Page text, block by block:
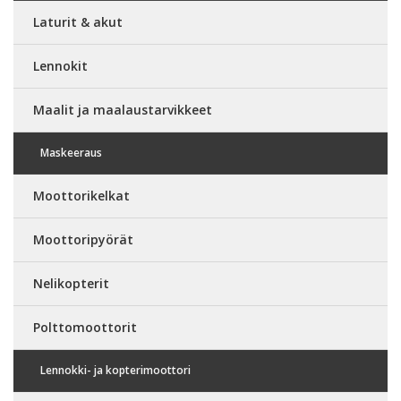
Laturit & akut
Lennokit
Maalit ja maalaustarvikkeet
Maskeeraus
Moottorikelkat
Moottoripyörät
Nelikopterit
Polttomoottorit
Lennokki- ja kopterimoottori